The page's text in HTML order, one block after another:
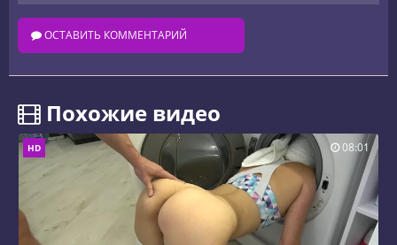
ОСТАВИТЬ КОММЕНТАРИЙ
️ Похожие видео
HD 08:01